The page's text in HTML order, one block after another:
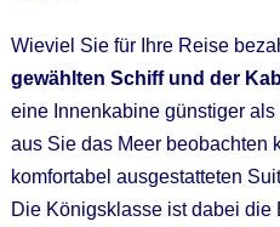
Wieviel Sie für Ihre Reise
gewählten Schiff und der
eine Innenkabine günstiger
aus Sie das Meer beobachten
komfortabel ausgestatteten
Die Königsklasse ist dabei die